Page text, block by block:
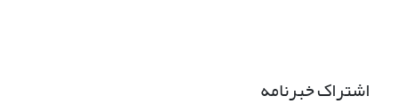
اشتراک خبرنامه